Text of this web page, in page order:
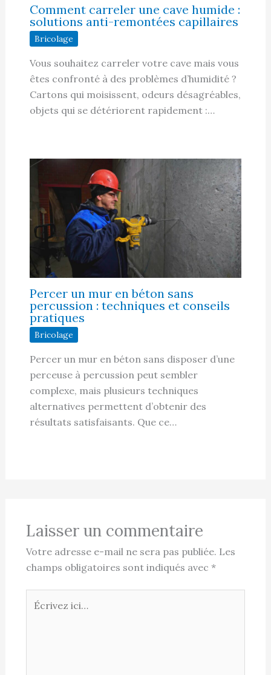
Comment carreler une cave humide :
solutions anti-remontées capillaires
Bricolage
Vous souhaitez carreler votre cave mais vous
êtes confronté à des problèmes d’humidité ?
Cartons qui moisissent, odeurs désagréables,
objets qui se détériorent rapidement :…
Percer un mur en béton sans
percussion : techniques et conseils
pratiques
Bricolage
Percer un mur en béton sans disposer d’une
perceuse à percussion peut sembler
complexe, mais plusieurs techniques
alternatives permettent d’obtenir des
résultats satisfaisants. Que ce…
Laisser un commentaire
Votre adresse e-mail ne sera pas publiée. Les
champs obligatoires sont indiqués avec *
Écrivez
ici…